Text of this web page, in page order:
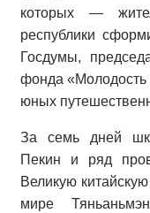
которых —
республики
Госдумы,
фонда
юных
За семь дней
Пекин и ряд
Великую
мире